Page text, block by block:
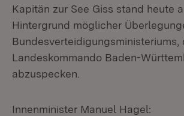
Kapitän zur See Giss stand heute
Hintergrund möglicher
Bundesverteidigungsministeriums,
Landeskommando Baden-
abzuspecken.
Innenminister Manuel Hagel: